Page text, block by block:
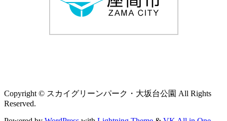
Copyright © スカイグリーンパーク・大坂台公園 All Rights
Reserved.